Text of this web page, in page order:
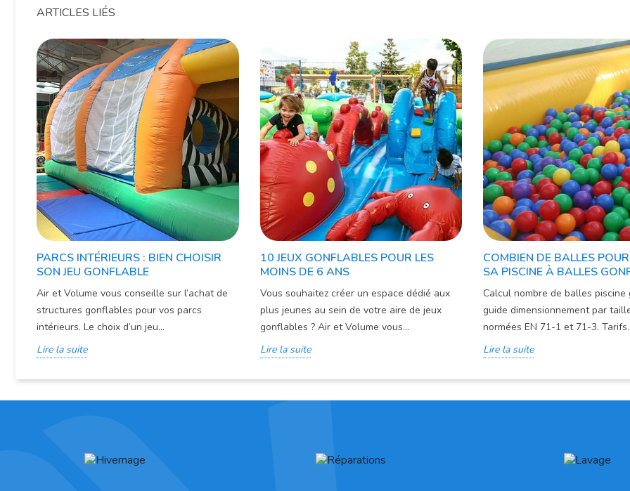
ARTICLES LIÉS
PARCS INTÉRIEURS : BIEN CHOISIR
SON JEU GONFLABLE
Air et Volume vous conseille sur l’achat de
structures gonflables pour vos parcs
intérieurs. Le choix d’un jeu...
Lire la suite
10 JEUX GONFLABLES POUR LES
MOINS DE 6 ANS
Vous souhaitez créer un espace dédié aux
plus jeunes au sein de votre aire de jeux
gonflables ? Air et Volume vous...
Lire la suite
COMBIEN DE BALLES
SA PISCINE À BALLES
Calcul nombre de balles piscine
guide dimensionnement par
normées EN 71-1 et 71-3.
Lire la suite